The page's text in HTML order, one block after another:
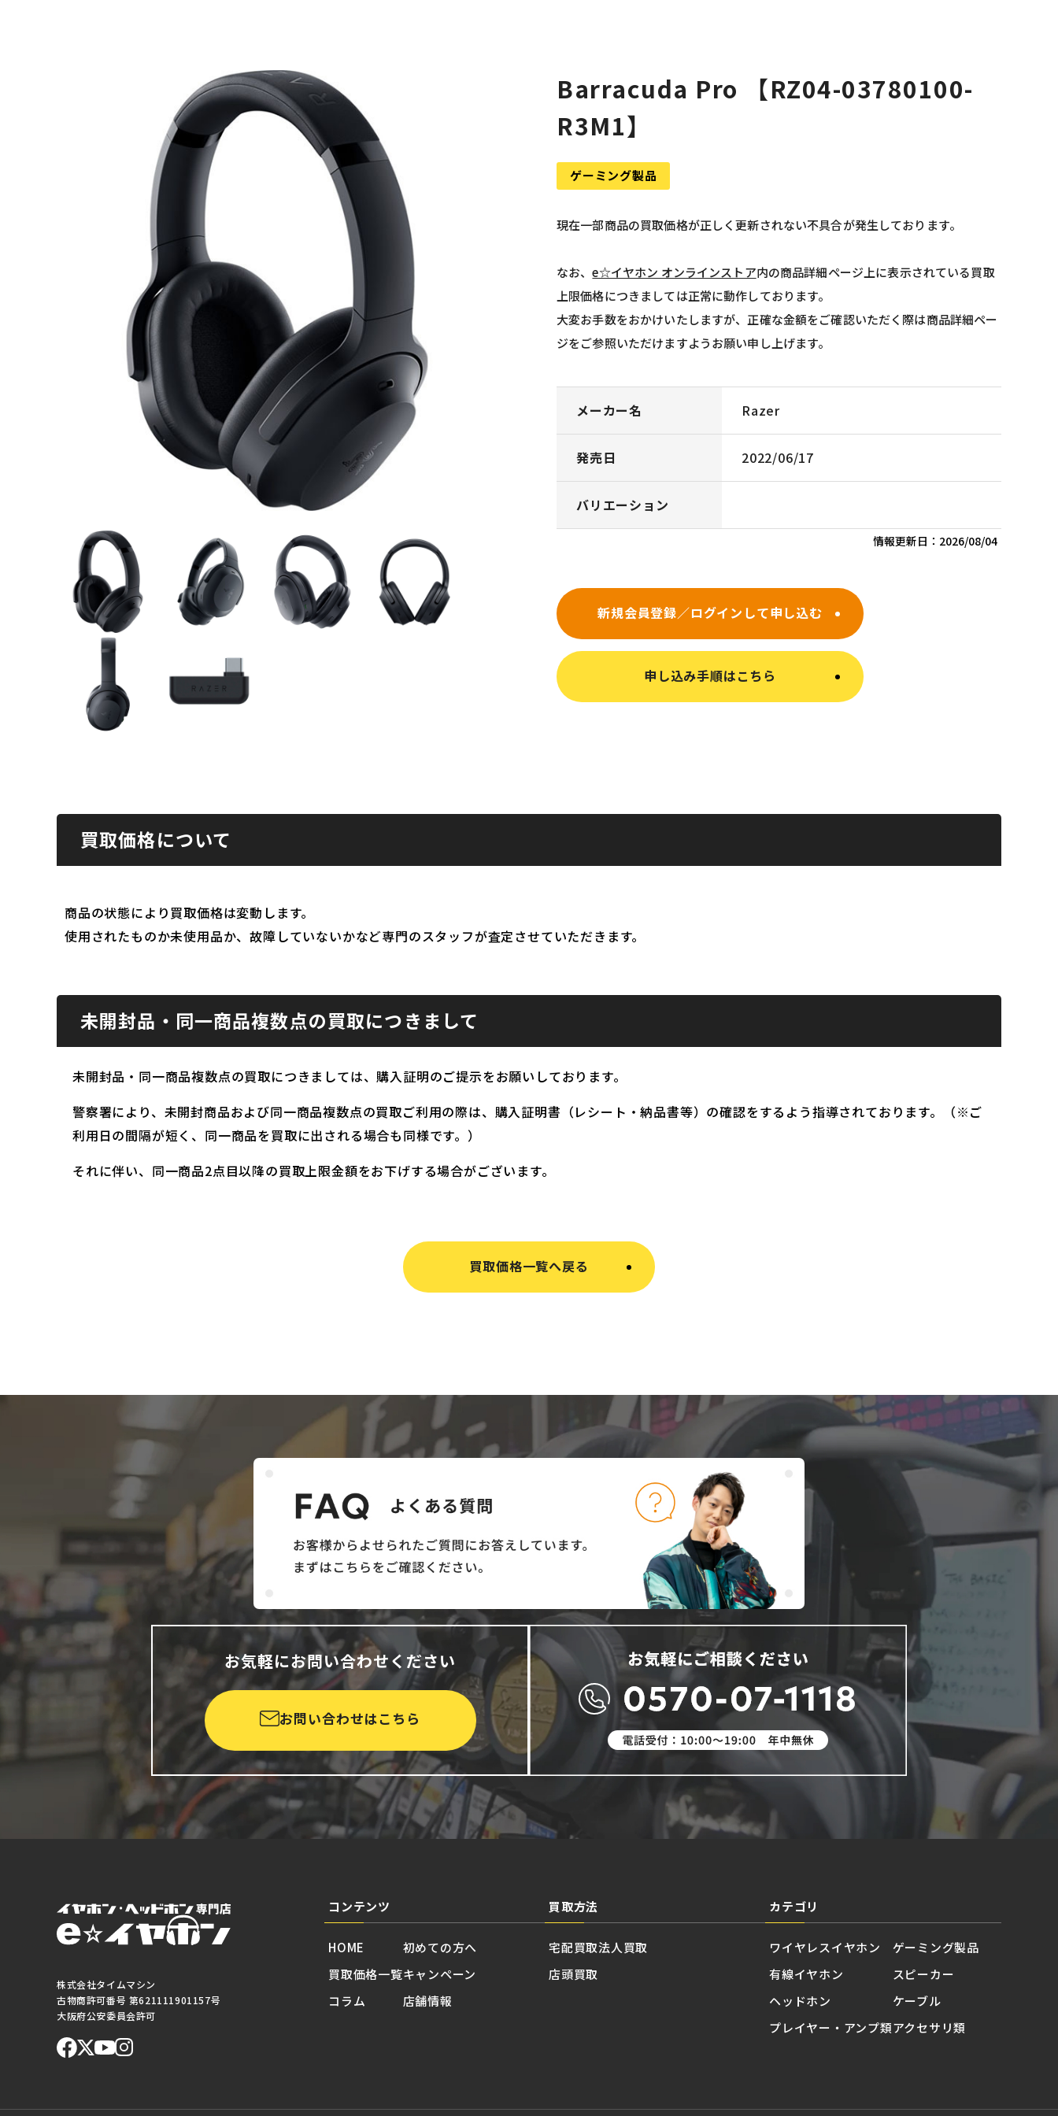
Barracuda Pro 【RZ04-03780100-
R3M1】
ゲーミング製品
現在一部商品の買取価格が正しく更新されない不具合が発生しております。
なお、e☆イヤホン オンラインストア内の商品詳細ページ上に表示されている買取
上限価格につきましては正常に動作しております。
大変お手数をおかけいたしますが、正確な金額をご確認いただく際は商品詳細ペー
ジをご参照いただけますようお願い申し上げます。
メーカー名 Razer
発売日 2022/06/17
バリエーション
情報更新日： 2026/08/04
新規会員登録／ログインして申し込む
申し込み手順はこちら
買取価格について
商品の状態により買取価格は変動します。
使用されたものか未使用品か、故障していないかなど専門のスタッフが査定させていただきます。
未開封品・同一商品複数点の買取につきまして
未開封品・同一商品複数点の買取につきましては、購入証明のご提示をお願いしております。
警察署により、未開封商品および同一商品複数点の買取ご利用の際は、購入証明書（レシート・納品書等）の確認をするよう指導されております。（※ご
利用日の間隔が短く、同一商品を買取に出される場合も同様です。）
それに伴い、同一商品2点目以降の買取上限金額をお下げする場合がございます。
買取価格一覧へ戻る
お気軽にお問い合わせください
お問い合わせはこちら
株式会社タイムマシン
古物商許可番号 第621111901157号
大阪府公安委員会許可
コンテンツ
HOME
買取価格一覧
コラム
初めての方へ
キャンペーン
店舗情報
買取方法
宅配買取
店頭買取
法人買取
カテゴリ
ワイヤレスイヤホン
有線イヤホン
ヘッドホン
プレイヤー・アンプ類
ゲーミング製品
スピーカー
ケーブル
アクセサリ類